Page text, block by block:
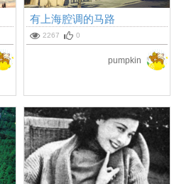
有上海腔调的马路
2267 0
pumpkin